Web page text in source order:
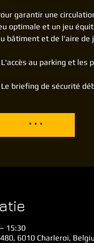
garantir une
optimale et un jeu
bâtiment et de l'aire de
au parking et les
briefing de sécurité
* * *
15:30
6010 Charleroi,